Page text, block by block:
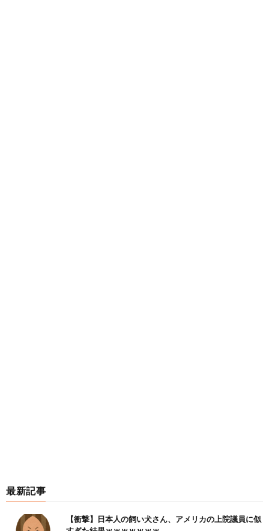
最新記事
【衝撃】日本人の飼い犬さん、アメリカの上院議員に似